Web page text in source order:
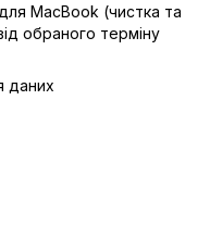
MacBook (чистка та
обраного терміну
даних